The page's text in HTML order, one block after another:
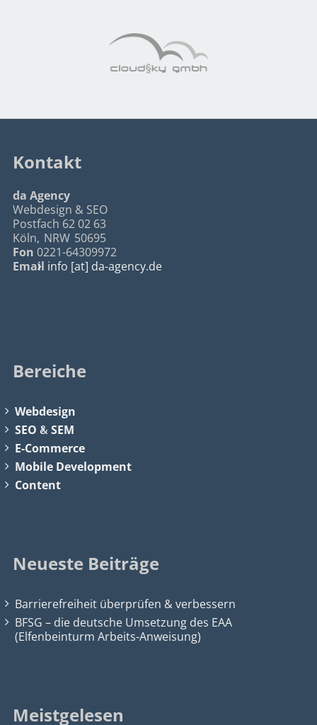
Kontakt
da Agency
Webdesign & SEO
Postfach 62 02 63
Köln, NRW 50695
Fon 0221-64309972
Email info [at] da-agency.de
Bereiche
Webdesign
SEO &SEM
E-Commerce
Mobile Development
Content
Neueste Beiträge
Barrierefreiheit überprüfen & verbessern
BFSG – die deutsche Umsetzung des EAA
(Elfenbeinturm Arbeits-Anweisung)
Meistgelesen